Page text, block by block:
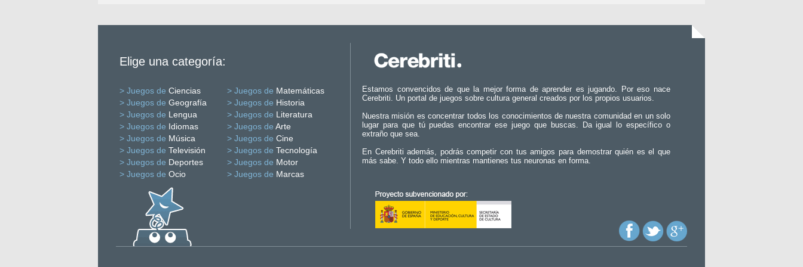
Elige una categoría:
> Juegos de Ciencias > Juegos de Matemáticas
> Juegos de Geografía > Juegos de Historia
> Juegos de Lengua > Juegos de Literatura
> Juegos de Idiomas > Juegos de Arte
> Juegos de Música > Juegos de Cine
> Juegos de Televisión > Juegos de Tecnología
> Juegos de Deportes > Juegos de Motor
> Juegos de Ocio > Juegos de Marcas
Estamos convencidos de que la mejor forma de aprender es jugando. Por eso nace
Cerebriti. Un portal de juegos sobre cultura general creados por los propios usuarios.
Nuestra misión es concentrar todos los conocimientos de nuestra comunidad en un solo
lugar para que tú puedas encontrar ese juego que buscas. Da igual lo específico o
extraño que sea.
En Cerebriti además, podrás competir con tus amigos para demostrar quién es el que
más sabe. Y todo ello mientras mantienes tus neuronas en forma.